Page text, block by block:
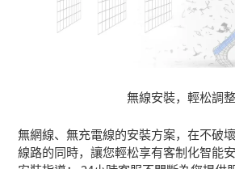
無線安裝，輕松調整
無網線、無充電線的安裝方案，在不破
線路的同時，讓您輕松享有客制化智能